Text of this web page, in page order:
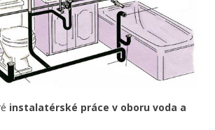
instalatérské práce v oboru voda a